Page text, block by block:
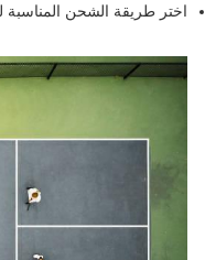
اختر طريقة الشحن المناسبة